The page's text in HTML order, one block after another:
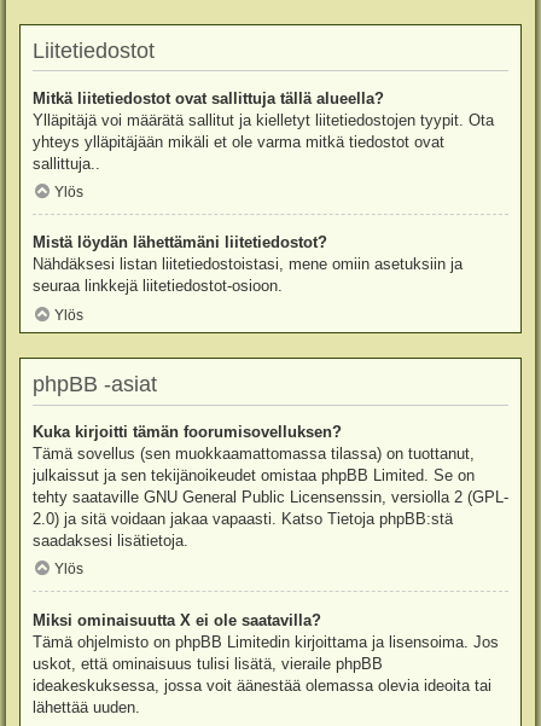
Liitetiedostot
Mitkä liitetiedostot ovat sallittuja tällä alueella?
Ylläpitäjä voi määrätä sallitut ja kielletyt liitetiedostojen tyypit. Ota
yhteys ylläpitäjään mikäli et ole varma mitkä tiedostot ovat
sallittuja..
Ylös
Mistä löydän lähettämäni liitetiedostot?
Nähdäksesi listan liitetiedostoistasi, mene omiin asetuksiin ja
seuraa linkkejä liitetiedostot-osioon.
Ylös
phpBB -asiat
Kuka kirjoitti tämän foorumisovelluksen?
Tämä sovellus (sen muokkaamattomassa tilassa) on tuottanut,
julkaissut ja sen tekijänoikeudet omistaa phpBB Limited . Se on
tehty saataville GNU General Public Licensenssin, versiolla 2 (GPL-
2.0) ja sitä voidaan jakaa vapaasti. Katso Tietoja phpBB:stä
saadaksesi lisätietoja.
Ylös
Miksi ominaisuutta X ei ole saatavilla?
Tämä ohjelmisto on phpBB Limitedin kirjoittama ja lisensoima. Jos
uskot, että ominaisuus tulisi lisätä, vieraile phpBB
ideakeskuksessa , jossa voit äänestää olemassa olevia ideoita tai
lähettää uuden.